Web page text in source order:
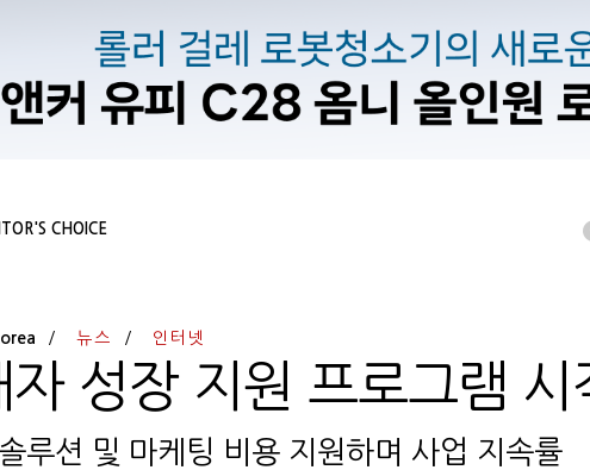
CHOICE
뉴스 인터넷
성장 지원 프로그램 시
루션 및 마케팅 비용 지원하며 사업 지속률